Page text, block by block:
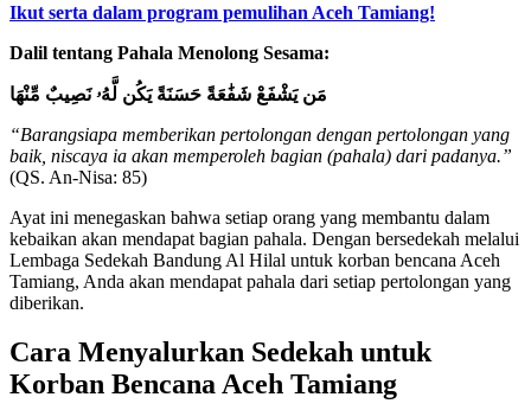
Ikut serta dalam program pemulihan Aceh Tamiang!
Dalil tentang Pahala Menolong Sesama:
مَن يَشْفَعْ شَفَٰعَةً حَسَنَةً يَكُن لَّهُۥ نَصِيبٌ مِّنْهَا
“Barangsiapa memberikan pertolongan dengan pertolongan yang
baik, niscaya ia akan memperoleh bagian (pahala) dari padanya.”
(QS. An-Nisa: 85)
Ayat ini menegaskan bahwa setiap orang yang membantu dalam
kebaikan akan mendapat bagian pahala. Dengan bersedekah melalui
Lembaga Sedekah Bandung Al Hilal untuk korban bencana Aceh
Tamiang, Anda akan mendapat pahala dari setiap pertolongan yang
diberikan.
Cara Menyalurkan Sedekah untuk
Korban Bencana Aceh Tamiang